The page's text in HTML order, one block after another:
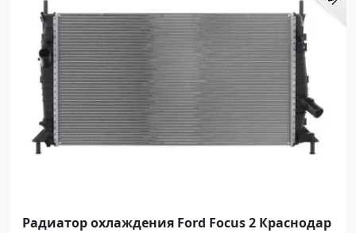
Радиатор охлаждения Ford Focus 2 Краснодар